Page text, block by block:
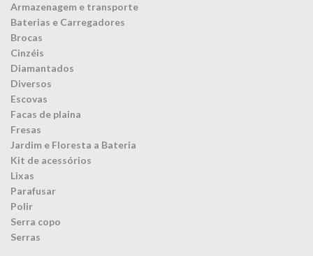
Armazenagem e transporte
Baterias e Carregadores
Brocas
Cinzéis
Diamantados
Diversos
Escovas
Facas de plaina
Fresas
Jardim e Floresta a Bateria
Kit de acessórios
Lixas
Parafusar
Polir
Serra copo
Serras